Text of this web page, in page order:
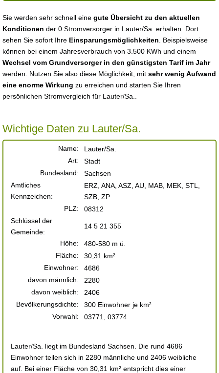
Sie werden sehr schnell eine gute Übersicht zu den aktuellen
Konditionen der 0 Stromversorger in Lauter/Sa. erhalten. Dort
sehen Sie sofort Ihre Einsparungsmöglichkeiten . Beispielsweise
können bei einem Jahresverbrauch von 3.500 KWh und einem
Wechsel vom Grundversorger in den günstigsten Tarif im Jahr
werden. Nutzen Sie also diese Möglichkeit, mit sehr wenig Aufwand
eine enorme Wirkung zu erreichen und starten Sie Ihren
persönlichen Stromvergleich für Lauter/Sa..
Wichtige Daten zu Lauter/Sa.
Name:
Lauter/Sa.
Art:
Stadt
Bundesland:
Sachsen
Amtliches
Kennzeichen:
ERZ, ANA, ASZ, AU, MAB, MEK, STL,
SZB, ZP
PLZ:
08312
Schlüssel der
Gemeinde:
14 5 21 355
Höhe:
480-580 m ü.
Fläche:
30,31 km²
Einwohner:
4686
davon männlich:
2280
davon weiblich:
2406
Bevölkerungsdichte:
300 Einwohner je km²
Vorwahl:
03771, 03774
Lauter/Sa. liegt im Bundesland Sachsen. Die rund 4686
Einwohner teilen sich in 2280 männliche und 2406 weibliche
auf. Bei einer Fläche von 30,31 km² entspricht dies einer